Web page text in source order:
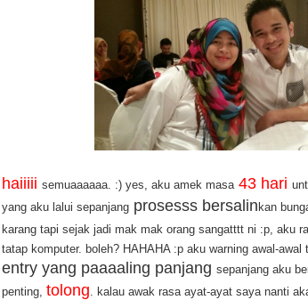
haiiiii semuaaaaaa. :) yes, aku amek masa 43 hari
yang aku lalui sepanjang prosesss bersalinkan
karang tapi sejak jadi mak mak orang sangatttt ni :p, aku
tatap komputer. boleh? HAHAHA :p aku warning awal-
entry yang paaaaling panjang sepanjang aku
penting, tolong . kalau awak rasa ayat-ayat saya nanti